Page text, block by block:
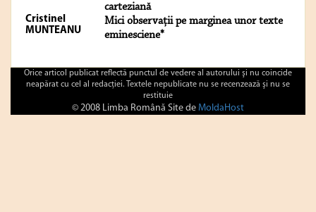
carteziană
Cristinel
MUNTEANU
Mici observații pe marginea unor texte
eminesciene*
Orice articol publicat reflectă punctul de vedere al autorului şi nu coincide
neapărat cu cel al redacţiei. Textele nepublicate nu se recenzează şi nu se
restituie
© 2008 Limba Română Site de MoldaHost